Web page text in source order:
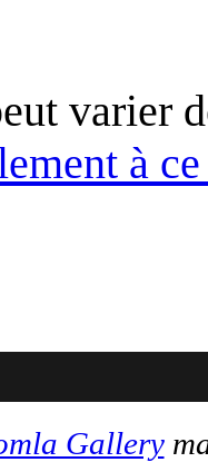
varier
à
Gallery